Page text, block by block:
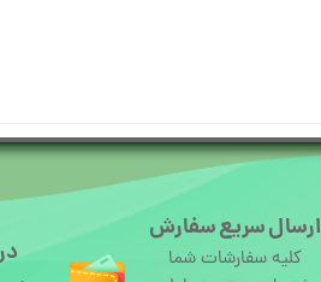
ارسال سریع سفارش
کلیه سفارشات شما